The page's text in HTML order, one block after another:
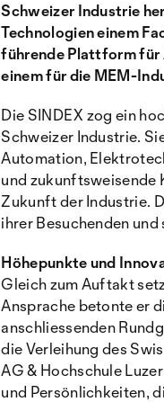
Schweizer Industrie
Technologien einem
führende Plattform für
einem für die MEM-
Die SINDEX zog ein
Schweizer Industrie.
Automation,
und zukunftsweisende
Zukunft der Industrie.
ihrer Besuchenden
Höhepunkte und
Gleich zum Auftakt
Ansprache betonte er
anschliessenden
die Verleihung des
AG & Hochschule
und Persönlichkeiten,